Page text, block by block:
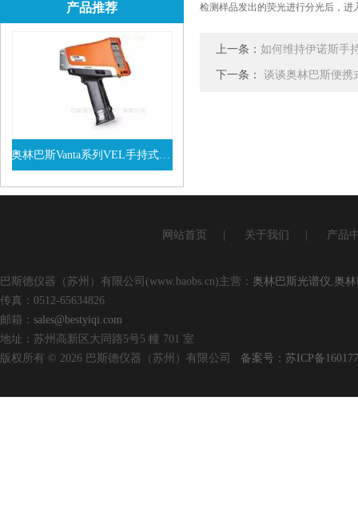
产品推荐
奥林巴斯Vanta系列VEL手持式XRF光谱仪
查看详情
检测样品发出的荧光进行分光后，
上一条： 如何维持伊诺斯手
下一条： 谈谈奥林巴斯便携
网站首页 关于我们 产品
巴斯德仪器（苏州）有限公司(www.baobs.cn)主营： 奥林巴斯光谱仪,奥
传真：0512-65634826
邮箱： sales@bestyiqi.com
地址：苏州高新区大同路5号5 幢 701 室
版权所有 © 2026 巴斯德仪器（苏州）有限公司 备案号：苏ICP备